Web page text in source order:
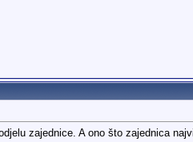
zajednice. A ono što zajednica